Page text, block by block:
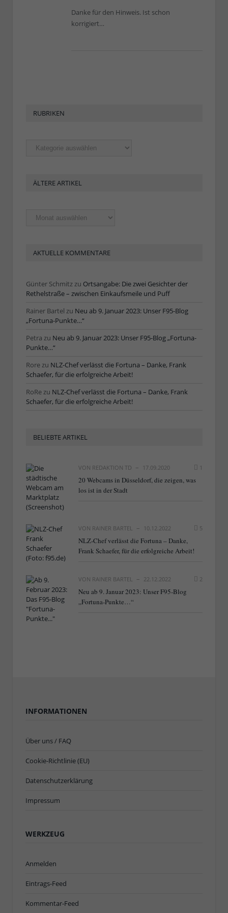
Danke für den Hinweis. Ist schon
korrigiert…
RUBRIKEN
Rubriken
ÄLTERE ARTIKEL
Ältere
Artikel
AKTUELLE KOMMENTARE
Günter Schmitzzu Ortsangabe: Die zwei Gesichter der
Rethelstraße – zwischen Einkaufsmeile und Puff
Rainer Bartel zu Neu ab 9. Januar 2023: Unser F95-Blog
„Fortuna-Punkte…“
Petra zu Neu ab 9. Januar 2023: Unser F95-Blog „Fortuna-
Punkte…“
Rorezu NLZ-Chef verlässt die Fortuna – Danke, Frank
Schaefer, für die erfolgreiche Arbeit!
RoRezu NLZ-Chef verlässt die Fortuna – Danke, Frank
Schaefer, für die erfolgreiche Arbeit!
BELIEBTE ARTIKEL
VON REDAKTION TD 17.09.2020 1
20 Webcams in Düsseldorf, die zeigen, was
los ist in der Stadt
VON RAINER BARTEL 10.12.2022 5
NLZ-Chef verlässt die Fortuna – Danke,
Frank Schaefer, für die erfolgreiche Arbeit!
VON RAINER BARTEL 22.12.2022 2
Neu ab 9. Januar 2023: Unser F95-Blog
„Fortuna-Punkte…“
INFORMATIONEN
Über uns / FAQ
Cookie-Richtlinie (EU)
Datenschutzerklärung
Impressum
WERKZEUG
Anmelden
Eintrags-Feed
Kommentar-Feed